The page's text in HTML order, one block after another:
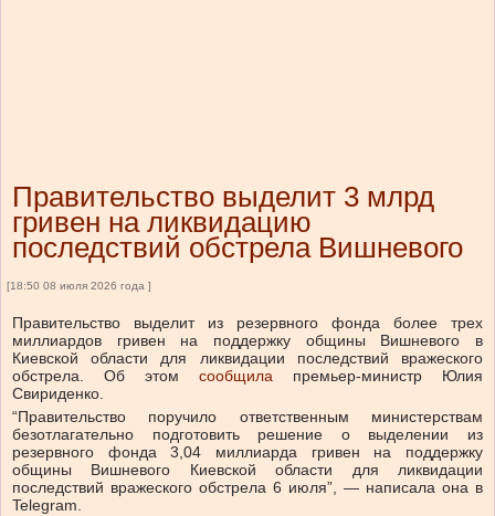
Правительство выделит 3 млрд
гривен на ликвидацию
последствий обстрела Вишневого
[18:50 08 июля 2026 года ]
Правительство выделит из резервного фонда более трех
миллиардов гривен на поддержку общины Вишневого в
Киевской области для ликвидации последствий вражеского
обстрела.
Об этом сообщила
премьер-министр Юлия
Свириденко.
“Правительство поручило ответственным министерствам
безотлагательно подготовить решение о выделении из
резервного фонда 3,04 миллиарда гривен на поддержку
общины Вишневого Киевской области для ликвидации
последствий вражеского обстрела 6 июля”, — написала она в
Telegram.